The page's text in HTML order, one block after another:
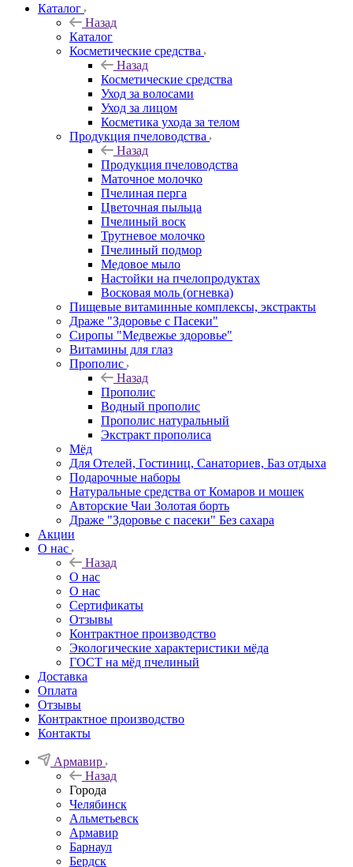
Каталог
Назад
Каталог
Косметические средства
Назад
Косметические средства
Уход за волосами
Уход за лицом
Косметика ухода за телом
Продукция пчеловодства
Назад
Продукция пчеловодства
Маточное молочко
Пчелиная перга
Цветочная пыльца
Пчелиный воск
Трутневое молочко
Пчелиный подмор
Медовое мыло
Настойки на пчелопродуктах
Восковая моль (огневка)
Пищевые витаминные комплексы, экстракты
Драже "Здоровье с Пасеки"
Сиропы "Медвежье здоровье"
Витамины для глаз
Прополис
Назад
Прополис
Водный прополис
Прополис натуральный
Экстракт прополиса
Мёд
Для Отелей, Гостиниц, Санаториев, Баз отдыха
Подарочные наборы
Натуральные средства от Комаров и мошек
Авторские Чаи Золотая борть
Драже "Здоровье с пасеки" Без сахара
Акции
О нас
Назад
О нас
О нас
Сертификаты
Отзывы
Контрактное производство
Экологические характеристики мёда
ГОСТ на мёд пчелиный
Доставка
Оплата
Отзывы
Контрактное производство
Контакты
Армавир
Назад
Города
Челябинск
Альметьевск
Армавир
Барнаул
Бердск